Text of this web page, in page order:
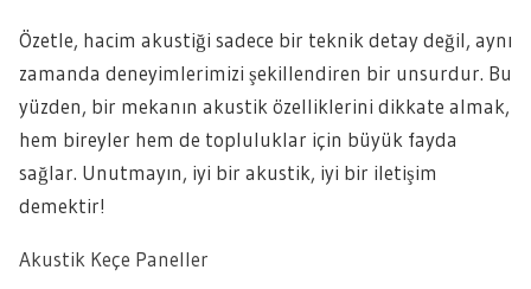
Özetle, hacim akustiği sadece bir teknik detay değil, aynı
zamanda deneyimlerimizi şekillendiren bir unsurdur. Bu
yüzden, bir mekanın akustik özelliklerini dikkate almak,
hem bireyler hem de topluluklar için büyük fayda
sağlar. Unutmayın, iyi bir akustik, iyi bir iletişim
demektir!
Akustik Keçe Paneller